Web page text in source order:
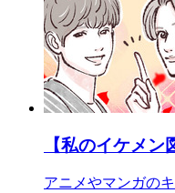
【私のイケメン
アニメやマンガの